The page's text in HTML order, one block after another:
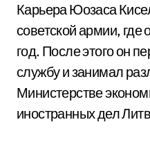
Карьера Юозаса
советской армии, где
год. После этого он
службу и занимал
Министерстве
иностранных дел